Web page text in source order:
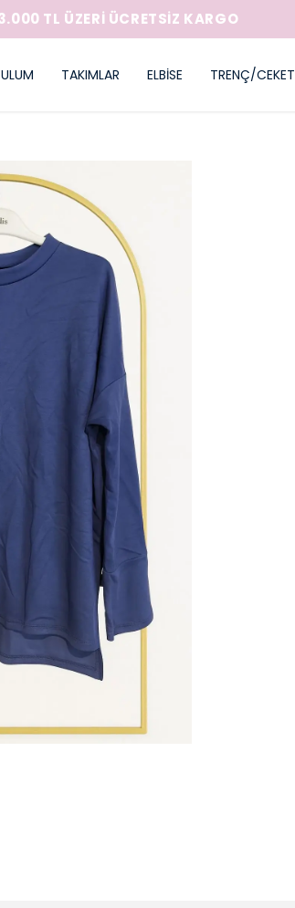
TL ÜZERİ ÜCRETSİZ KARGO
TAKIMLAR ELBİSE TRENÇ/CEKET